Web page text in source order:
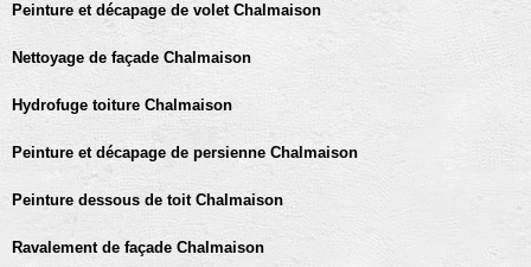
Peinture et décapage de volet Chalmaison
Nettoyage de façade Chalmaison
Hydrofuge toiture Chalmaison
Peinture et décapage de persienne Chalmaison
Peinture dessous de toit Chalmaison
Ravalement de façade Chalmaison